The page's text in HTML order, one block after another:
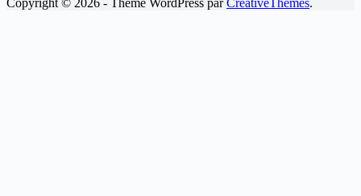
Copyright © 2026 - Thème WordPress parCreativeThemes.